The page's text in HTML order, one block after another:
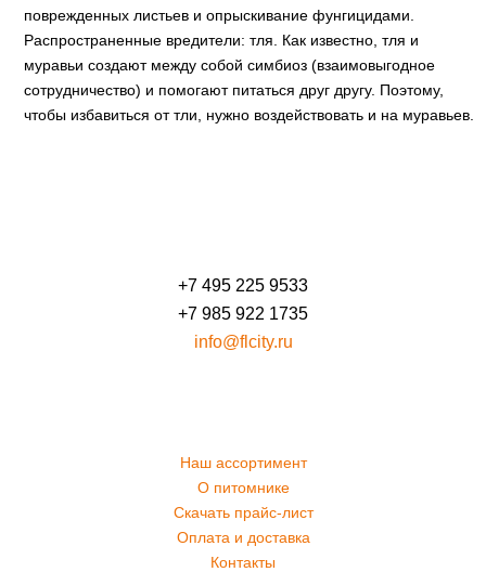
поврежденных листьев и опрыскивание фунгицидами.
Распространенные вредители: тля. Как известно, тля и
муравьи создают между собой симбиоз (взаимовыгодное
сотрудничество) и помогают питаться друг другу. Поэтому,
чтобы избавиться от тли, нужно воздействовать и на муравьев.
+7 495 225 9533
+7 985 922 1735
info@flcity.ru
Наш ассортимент
О питомнике
Скачать прайс-лист
Оплата и доставка
Контакты